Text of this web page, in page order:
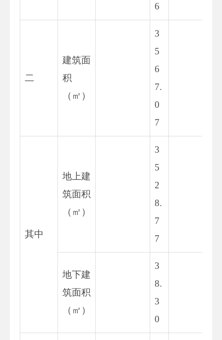
6
二
建筑面
积
（㎡）
3
5
6
7.
0
7
其中
地上建
筑面积
（㎡）
3
5
2
8.
7
7
地下建
筑面积
（㎡）
3
8.
3
0